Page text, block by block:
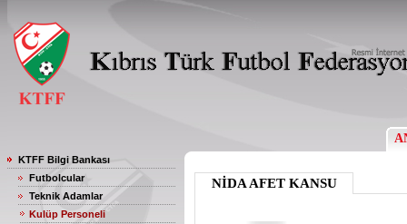
KTFF Bilgi Bankası
Futbolcular
Teknik Adamlar
Kulüp Personeli
NİDA AFET KANSU